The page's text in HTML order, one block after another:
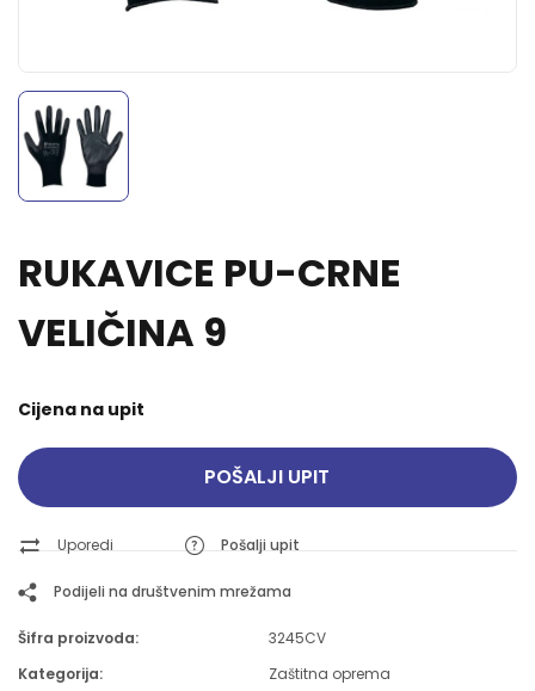
RUKAVICE PU-CRNE
VELIČINA 9
Cijena na upit
POŠALJI UPIT
Uporedi Pošalji upit
Podijeli na društvenim mrežama
Šifra proizvoda:
3245CV
Kategorija:
Zaštitna oprema